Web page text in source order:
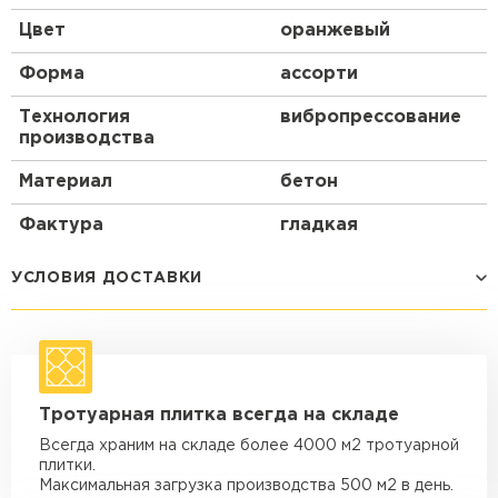
Цвет оранжевый
Форма ассорти
Технология
производства
вибропрессование
Материал бетон
Фактура гладкая
УСЛОВИЯ ДОСТАВКИ
Способ доставки
Машина - 1,5 тн до 14 м3
макс. длина груза 4 м
Машина - 1,5 тн до 20 м3
макс. длина груза 4 м
Тротуарная плитка всегда на складе
Всегда храним на складе более 4000 м2 тротуарной
плитки.
Максимальная загрузка производства 500 м2 в день.